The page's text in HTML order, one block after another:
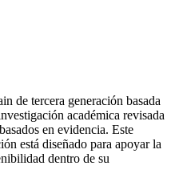
de tercera generación basada
académica revisada
en evidencia. Este
está diseñado para apoyar la
dentro de su